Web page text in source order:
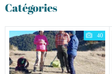
Catégories
40